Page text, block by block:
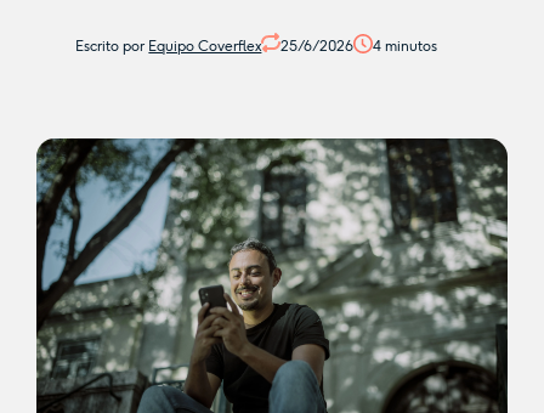
Escrito por Equipo Coverflex 25/6/2026 4 minutos